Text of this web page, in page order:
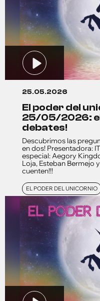
25.05.2026
el poder del unicornio
25/05/2026:
debates!
Descubrimos las
en dos! Presentadora:
especial: Aegory
Loja, Esteban Bermejo
cuenten!!!
EL PODER DEL UNICORNIO